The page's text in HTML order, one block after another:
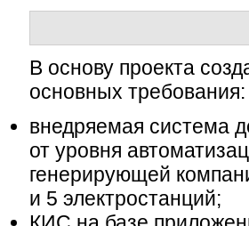
В основу проекта
основных требования:
внедряемая система
от уровня
генерирующей
и 5 электростанций;